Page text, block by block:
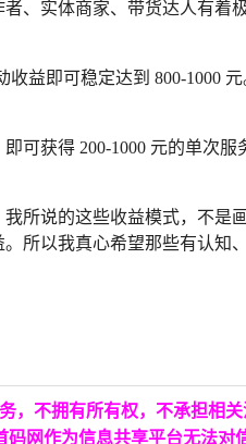
、实体商家、带货达人有着
益即可稳定达到 800-1000 元
获得 200-1000 元的单次
所说的这些收益模式，不是
所以我真心希望那些有认知
不拥有所有权，不承担相
网作为信息共享平台无法